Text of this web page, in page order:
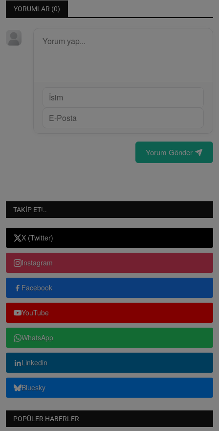
YORUMLAR (0)
Yorum Gönder
TAKIP ET!..
X (Twitter)
Instagram
Facebook
YouTube
WhatsApp
Linkedin
Bluesky
POPÜLER HABERLER